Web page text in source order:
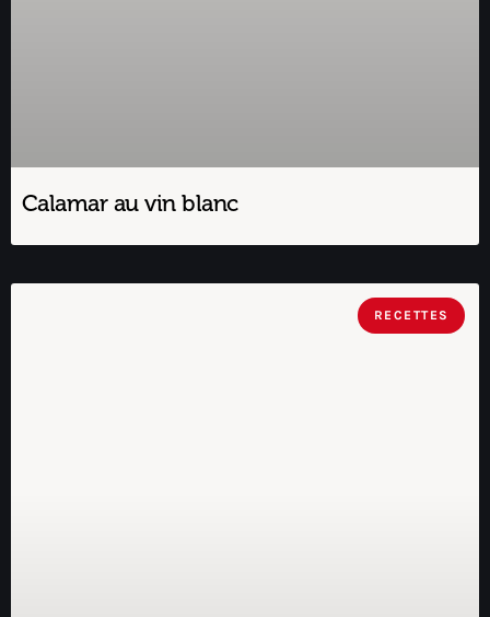
Calamar au vin blanc
RECETTES